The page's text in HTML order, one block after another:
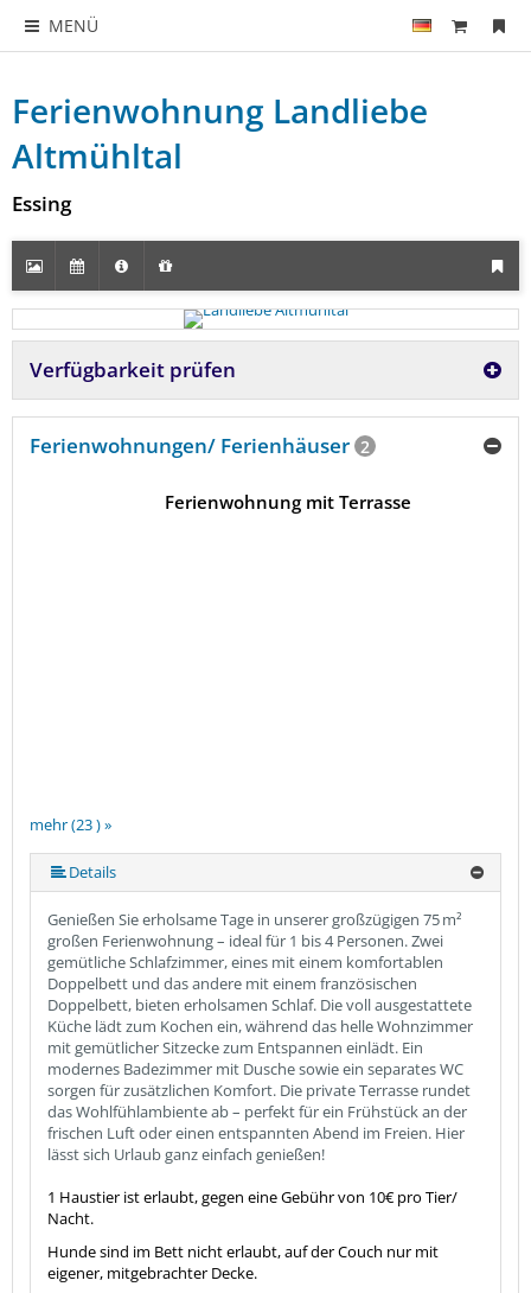
MENÜ
Ferienwohnung Landliebe
Altmühltal
Essing
Verfügbarkeit prüfen
Ferienwohnungen/ Ferienhäuser 2
mehr (23 ) »
mehr (23 ) »
mehr (23 ) »
mehr (23 ) »
mehr (23 ) »
mehr (23 ) »
mehr (23 ) »
mehr (23 ) »
mehr (23 ) »
mehr (23 ) »
mehr (23 ) »
mehr (23 ) »
mehr (23 ) »
mehr (23 ) »
mehr (23 ) »
mehr (23 ) »
mehr (23 ) »
mehr (23 ) »
mehr (23 ) »
mehr (23 ) »
Ferienwohnung mit Terrasse
Details
Genießen Sie erholsame Tage in unserer großzügigen 75 m²
großen Ferienwohnung – ideal für 1 bis 4 Personen. Zwei
gemütliche Schlafzimmer, eines mit einem komfortablen
Doppelbett und das andere mit einem französischen
Doppelbett, bieten erholsamen Schlaf. Die voll ausgestattete
Küche lädt zum Kochen ein, während das helle Wohnzimmer
mit gemütlicher Sitzecke zum Entspannen einlädt. Ein
modernes Badezimmer mit Dusche sowie ein separates WC
sorgen für zusätzlichen Komfort. Die private Terrasse rundet
das Wohlfühlambiente ab – perfekt für ein Frühstück an der
frischen Luft oder einen entspannten Abend im Freien. Hier
lässt sich Urlaub ganz einfach genießen!
1 Haustier ist erlaubt, gegen eine Gebühr von 10€ pro Tier/
Nacht.
Hunde sind im Bett nicht erlaubt, auf der Couch nur mit
eigener, mitgebrachter Decke.